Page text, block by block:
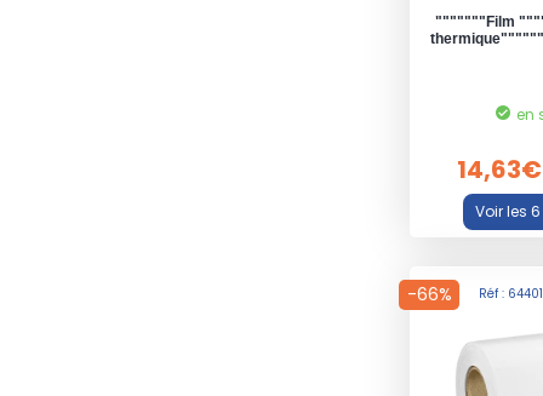
"""""""Film
en
14,63€
-66% Réf :